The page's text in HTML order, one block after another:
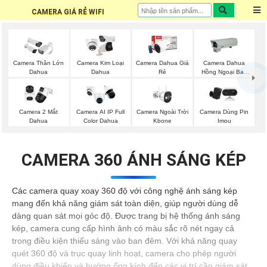
CAMERA GIÁ RẺ WIFI
Camera Thân Lớn
Dahua
Camera Kim Loại
Dahua
Camera Dahua Giá
Rẻ
Camera Dahua
Hồng Ngoại Ban
Camera 2 Mắt
Dahua
Camera AI IP Full
Color Dahua
Camera Ngoài Trời
Kbone
Camera Dùng Pin
Imou
CAMERA 360 ÁNH SÁNG KÉP
Các camera quay xoay 360 độ với công nghệ ánh sáng kép
mang đến khả năng giám sát toàn diện, giúp người dùng dễ
dàng quan sát mọi góc độ. Được trang bị hệ thống ánh sáng
kép, camera cung cấp hình ảnh có màu sắc rõ nét ngay cả
trong điều kiện thiếu sáng vào ban đêm. Với khả năng quay
quét 360 độ và trục quay linh hoạt, camera cho phép người